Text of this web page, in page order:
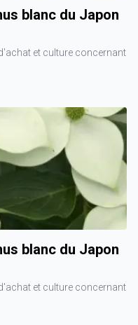
blanc du Japon
et culture concernant
blanc du Japon
et culture concernant